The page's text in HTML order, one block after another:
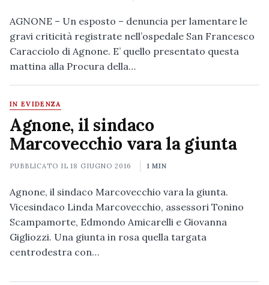
AGNONE – Un esposto – denuncia per lamentare le
gravi criticità registrate nell’ospedale San Francesco
Caracciolo di Agnone. E’ quello presentato questa
mattina alla Procura della…
IN EVIDENZA
Agnone, il sindaco
Marcovecchio vara la giunta
PUBBLICATO IL18 GIUGNO 2016 1 MIN
Agnone, il sindaco Marcovecchio vara la giunta.
Vicesindaco Linda Marcovecchio, assessori Tonino
Scampamorte, Edmondo Amicarelli e Giovanna
Gigliozzi. Una giunta in rosa quella targata
centrodestra con…